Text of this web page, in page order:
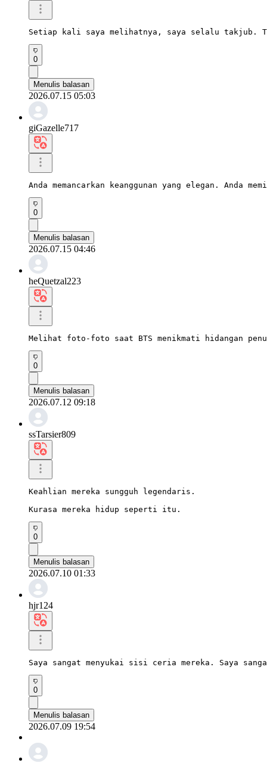
Setiap kali saya melihatnya, saya selalu takjub.
0
Menulis balasan
2026.07.15 05:03
giGazelle717
Anda memancarkan keanggunan yang elegan. Anda
0
Menulis balasan
2026.07.15 04:46
heQuetzal223
Melihat foto-foto saat BTS menikmati hidangan
0
Menulis balasan
2026.07.12 09:18
ssTarsier809
Keahlian mereka sungguh legendaris.
Kurasa mereka hidup seperti itu.
0
Menulis balasan
2026.07.10 01:33
hjr124
Saya sangat menyukai sisi ceria mereka. Saya
0
Menulis balasan
2026.07.09 19:54